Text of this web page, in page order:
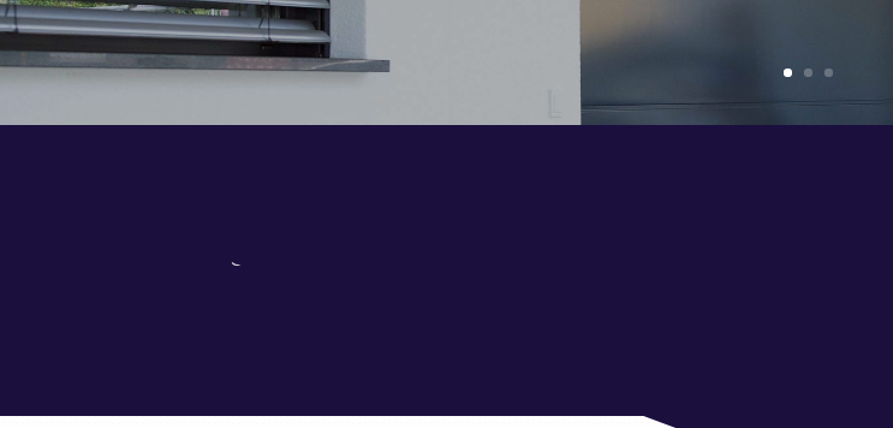
Seit mehr als 15 Jahren bieten wir im Großraum Hamburg, Schwerin und